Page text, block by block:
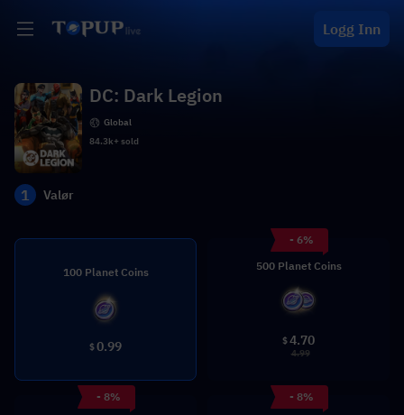
Logg Inn
DC: Dark Legion
Global
84.3k+ sold
1 Valør
100 Planet Coins
$0.99
- 6%
500 Planet Coins
$4.70
4.99
- 8%
- 8%